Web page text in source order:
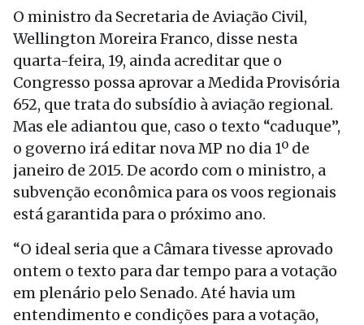
O ministro da Secretaria de Aviação Civil,
Wellington Moreira Franco, disse nesta
quarta-feira, 19, ainda acreditar que o
Congresso possa aprovar a Medida Provisória
652, que trata do subsídio à aviação regional.
Mas ele adiantou que, caso o texto “caduque”,
o governo irá editar nova MP no dia 1º de
janeiro de 2015. De acordo com o ministro, a
subvenção econômica para os voos regionais
está garantida para o próximo ano.
“O ideal seria que a Câmara tivesse aprovado
ontem o texto para dar tempo para a votação
em plenário pelo Senado. Até havia um
entendimento e condições para a votação,